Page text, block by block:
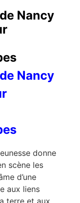
Nancy
Nancy
donne
scène les
d’une
aux liens
terre et aux